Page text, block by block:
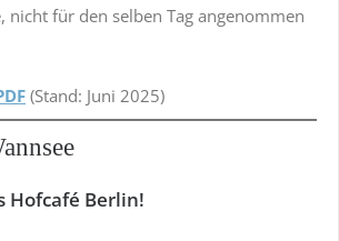
nicht für den selben Tag angenommen
(Stand: Juni 2025)
Hofcafé Berlin!